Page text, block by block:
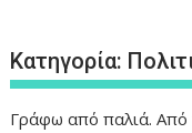
Κατηγορία:
Γράφω από παλιά. Από